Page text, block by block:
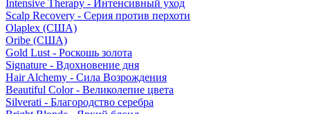
Intensive Therapy - Интенсивный уход
Scalp Recovery - Серия против перхоти
Olaplex (США)
Oribe (США)
Gold Lust - Роскошь золота
Signature - Вдохновение дня
Hair Alchemy - Сила Возрождения
Beautiful Color - Великолепие цвета
Silverati - Благородство серебра